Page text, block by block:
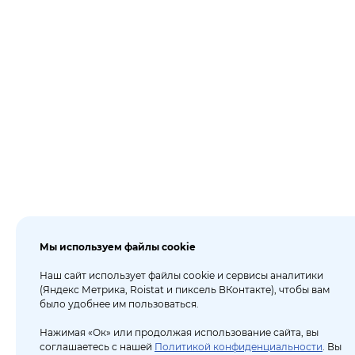
Мы используем файлы cookie
Наш сайт использует файлы cookie и сервисы аналитики
(Яндекс Метрика, Roistat и пиксель ВКонтакте), чтобы вам
было удобнее им пользоваться.
Нажимая «Ок» или продолжая использование сайта, вы
соглашаетесь с нашей Политикой конфиденциальности. Вы